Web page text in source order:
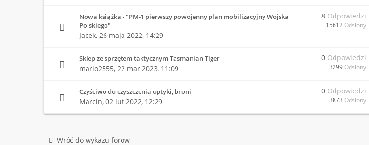
Nowa książka - "PM-1 pierwszy powojenny plan mobilizacyjny Wojska
Polskiego"
Jacek, 26 maja 2022, 14:29
8 Odpowiedzi
15612 Odsłony
Sklep ze sprzętem taktycznym Tasmanian Tiger
mario2555, 22 mar 2023, 11:09
0 Odpowiedzi
3299 Odsłony
Czyściwo do czyszczenia optyki, broni
Marcin, 02 lut 2022, 12:29
0 Odpowiedzi
3873 Odsłony
Wróć do wykazu forów